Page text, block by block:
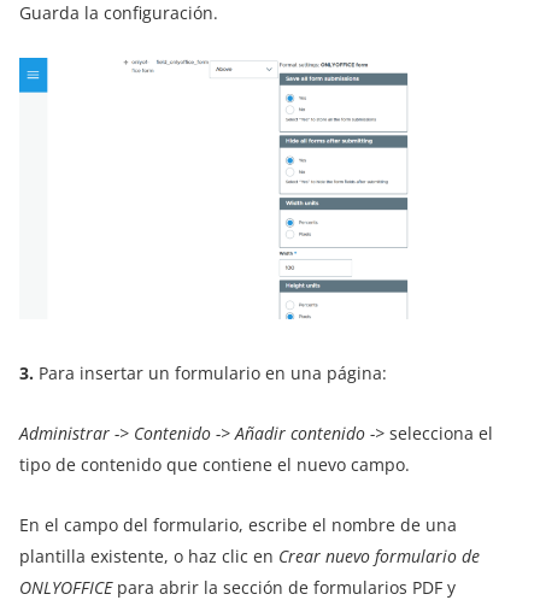
Guarda la configuración.
3. Para insertar un formulario en una página:
Administrar -> Contenido -> Añadir contenido -> selecciona el
tipo de contenido que contiene el nuevo campo.
En el campo del formulario, escribe el nombre de una
plantilla existente, o haz clic en Crear nuevo formulario de
ONLYOFFICEpara abrir la sección de formularios PDF y